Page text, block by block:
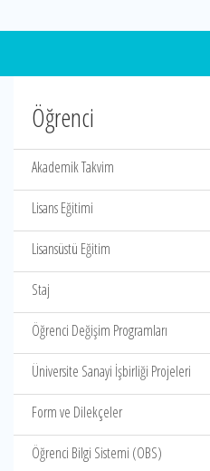
Öğrenci
Akademik Takvim
Lisans Eğitimi
Lisansüstü Eğitim
Staj
Öğrenci Değişim Programları
Üniversite Sanayi İşbirliği Projeleri
Form ve Dilekçeler
Öğrenci Bilgi Sistemi (OBS)